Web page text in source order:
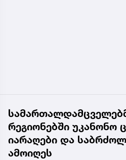
რეგიონებში უკანონო
იარაღები და
ამოიღეს